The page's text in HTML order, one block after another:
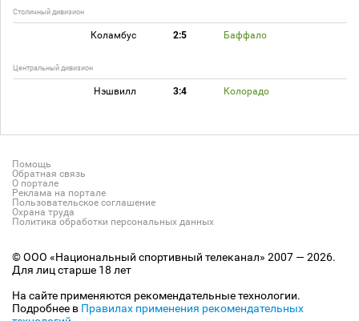
Столичный дивизион
Коламбус 2:5 Баффало
Центральный дивизион
Нэшвилл 3:4 Колорадо
Помощь
Обратная связь
О портале
Реклама на портале
Пользовательское соглашение
Охрана труда
Политика обработки персональных данных
© ООО «Национальный спортивный телеканал» 2007 — 2026.
Для лиц старше 18 лет
На сайте применяются рекомендательные технологии.
Подробнее в Правилах применения рекомендательных